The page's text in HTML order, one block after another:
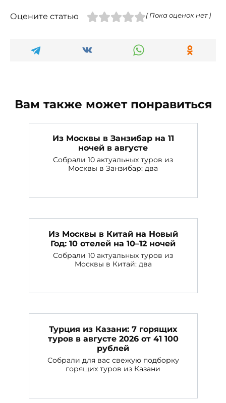
Оцените статью ( Пока оценок нет )
Вам также может понравиться
Из Москвы в Занзибар на 11
ночей в августе
Собрали 10 актуальных туров из
Москвы в Занзибар: два
Из Москвы в Китай на Новый
Год: 10 отелей на 10–12 ночей
Собрали 10 актуальных туров из
Москвы в Китай: два
Турция из Казани: 7 горящих
туров в августе 2026 от 41 100
рублей
Собрали для вас свежую подборку
горящих туров из Казани